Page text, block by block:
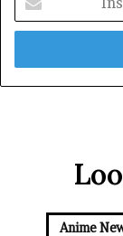
tuo
mail
Anime